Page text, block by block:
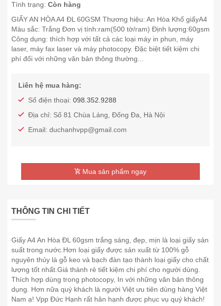
Tình trạng: Còn hàng
GIẤY AN HÒA A4 ĐL 60GSM Thương hiệu: An Hòa Khổ giấyA4
Màu sắc: Trắng Đơn vị tính:ram(500 tờ/ram) Định lượng:60gsm
Công dụng: thích hợp với tất cả các loại máy in phun, máy
laser, máy fax laser và máy photocopy. Đặc biệt tiết kiệm chi
phí đối với những văn bản thông thường...
Liên hệ mua hàng:
Số điện thoại: 098.352.9288
Địa chỉ: Số 81 Chùa Láng, Đống Đa, Hà Nội
Email: duchanhvpp@gmail.com
Mua sản phẩm ngay
THÔNG TIN CHI TIẾT
Giấy A4 An Hòa ĐL 60gsm trắng sáng, đẹp, mịn là loại giấy sản
suất trong nước.Hơn loại giấy được sản xuất từ 100% gỗ
nguyên thủy là gỗ keo và bạch đàn tạo thành loại giấy cho chất
lượng tốt nhất.Giá thành rẻ tiết kiệm chi phí cho người dùng.
Thích hợp dùng trong photocopy, In với những văn bản thông
dụng. Hơn nữa quý khách là người Việt ưu tiên dùng hàng Việt
Nam ạ! Vpp Đức Hạnh rất hân hạnh được phục vụ quý khách!